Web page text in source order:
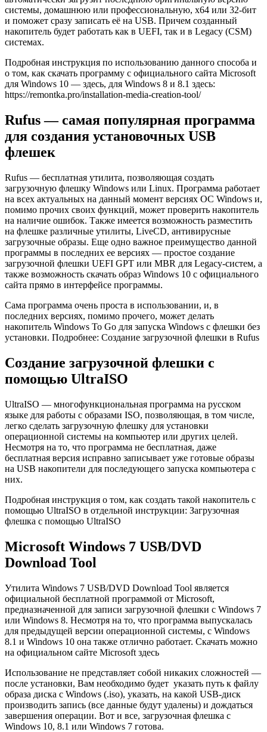
системы, домашнюю или профессиональную, x64 или 32-бит
и поможет сразу записать её на USB. Причем созданный
накопитель будет работать как в UEFI, так и в Legacy (CSM)
системах.
Подробная инструкция по использованию данного способа и
о том, как скачать программу с официального сайта Microsoft
для Windows 10 — здесь, для Windows 8 и 8.1 здесь:
https://remontka.pro/installation-media-creation-tool/
Rufus — самая популярная программа
для создания установочных USB
флешек
Rufus — бесплатная утилита, позволяющая создать
загрузочную флешку Windows или Linux. Программа работает
на всех актуальных на данный момент версиях ОС Windows и,
помимо прочих своих функций, может проверить накопитель
на наличие ошибок. Также имеется возможность разместить
на флешке различные утилиты, LiveCD, антивирусные
загрузочные образы. Еще одно важное преимущество данной
программы в последних ее версиях — простое создание
загрузочной флешки UEFI GPT или MBR для Legacy-систем, а
также возможность скачать образ Windows 10 с официального
сайта прямо в интерфейсе программы.
Сама программа очень проста в использовании, и, в
последних версиях, помимо прочего, может делать
накопитель Windows To Go для запуска Windows с флешки без
установки. Подробнее: Создание загрузочной флешки в Rufus
Создание загрузочной флешки с
помощью UltraISO
UltraISO — многофункциональная программа на русском
языке для работы с образами ISO, позволяющая, в том числе,
легко сделать загрузочную флешку для установки
операционной системы на компьютер или других целей.
Несмотря на то, что программа не бесплатная, даже
бесплатная версия исправно записывает уже готовые образы
на USB накопители для последующего запуска компьютера с
них.
Подробная инструкция о том, как создать такой накопитель с
помощью UltraISO в отдельной инструкции: Загрузочная
флешка с помощью UltraISO
Microsoft Windows 7 USB/DVD
Download Tool
Утилита Windows 7 USB/DVD Download Tool является
официальной бесплатной программой от Microsoft,
предназначенной для записи загрузочной флешки с Windows 7
или Windows 8. Несмотря на то, что программа выпускалась
для предыдущей версии операционной системы, с Windows
8.1 и Windows 10 она также отлично работает. Скачать можно
на официальном сайте Microsoft здесь
Использование не представляет собой никаких сложностей —
после установки, Вам необходимо будет указать путь к файлу
образа диска с Windows (.iso), указать, на какой USB-диск
производить запись (все данные будут удалены) и дождаться
завершения операции. Вот и все, загрузочная флешка с
Windows 10, 8.1 или Windows 7 готова.